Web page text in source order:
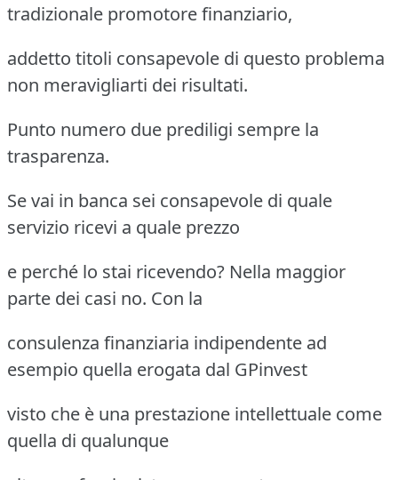
tradizionale promotore finanziario,
addetto titoli consapevole di questo problema
non meravigliarti dei risultati.
Punto numero due prediligi sempre la
trasparenza.
Se vai in banca sei consapevole di quale
servizio ricevi a quale prezzo
e perché lo stai ricevendo? Nella maggior
parte dei casi no. Con la
consulenza finanziaria indipendente ad
esempio quella erogata dal GPinvest
visto che è una prestazione intellettuale come
quella di qualunque